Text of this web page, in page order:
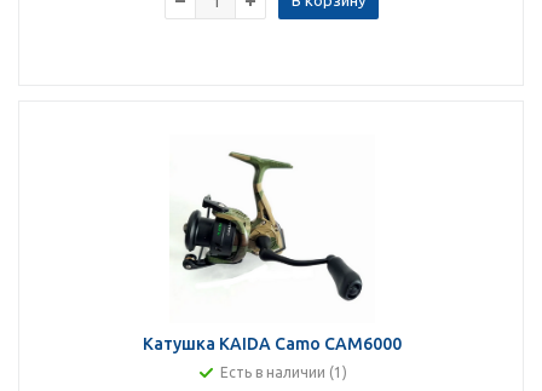
Катушка KAIDA Camo CAM6000
Есть в наличии (1)